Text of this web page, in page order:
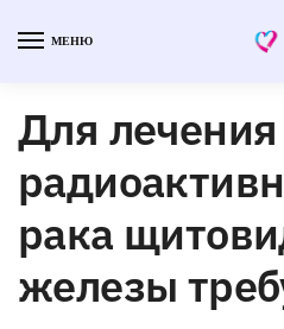
МЕНЮ
Для лечения
рака
железы